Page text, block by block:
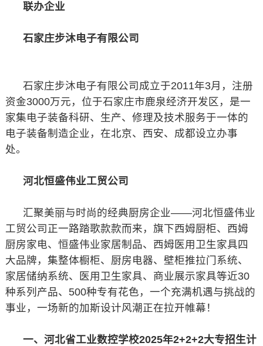
联办企业
石家庄步沐电子有限公司
石家庄步沐电子有限公司成立于2011年3月，注册
资金3000万元，位于石家庄市鹿泉经济开发区，是一
家集电子装备科研、生产、修理及技术服务于一体的
电子装备制造企业，在北京、西安、成都设立办事
处。
河北恒盛伟业工贸公司
汇聚美丽与时尚的经典厨房企业——河北恒盛伟业
工贸公司正一路踏歌款款而来，旗下西姆厨柜、西姆
厨房家电、恒盛伟业家居制品、西姆医用卫生家具四
大品牌，集整体橱柜、厨房电器、壁柜推拉门系统、
家居储纳系统、医用卫生家具、商业展示家具等近30
种系列产品、500种专有花色，一个充满机遇与挑战的
事业，一场新的加斯设计风潮正在拉开帷幕！
一、河北省工业数控学校2025年2+2+2大专招生计